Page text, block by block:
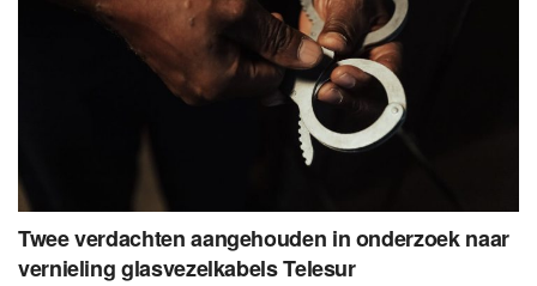
Twee verdachten aangehouden in onderzoek naar
vernieling glasvezelkabels Telesur